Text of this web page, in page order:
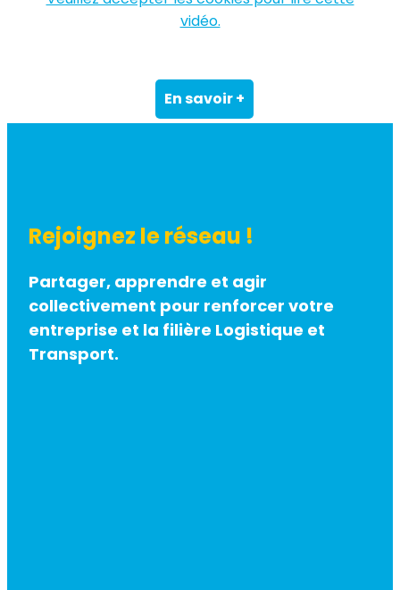
vidéo.
En savoir +
Rejoignez le réseau !
Partager, apprendre et agir
collectivement pour renforcer votre
entreprise et la filière Logistique et
Transport.